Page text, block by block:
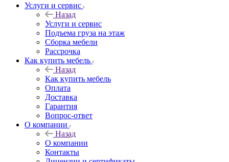
Услуги и сервис
Назад
Услуги и сервис
Подъема груза на этаж
Сборка мебели
Рассрочка
Как купить мебель
Назад
Как купить мебель
Оплата
Доставка
Гарантия
Вопрос-ответ
О компании
Назад
О компании
Контакты